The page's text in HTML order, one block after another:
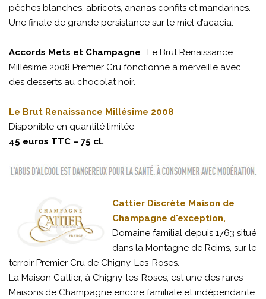
pêches blanches, abricots, ananas confits et mandarines.
Une finale de grande persistance sur le miel d’acacia.
Accords Mets et Champagne : Le Brut Renaissance
Millésime 2008 Premier Cru fonctionne à merveille avec
des desserts au chocolat noir.
Le Brut Renaissance Millésime 2008
Disponible en quantité limitée
45 euros TTC – 75 cl.
Cattier Discrète Maison de
Champagne d'exception,
Domaine familial depuis 1763 situé
dans la Montagne de Reims, sur le
terroir Premier Cru de Chigny-Les-Roses.
La Maison Cattier, à Chigny-les-Roses, est une des rares
Maisons de Champagne encore familiale et indépendante.